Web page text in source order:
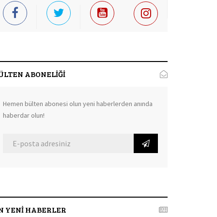
ABONELİĞİ
Hemen bülten abonesi olun yeni haberlerden anında
haberdar olun!
YENİ HABERLER